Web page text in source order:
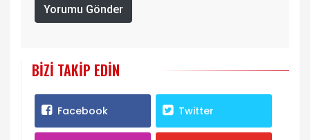
Yorumu Gönder
BIZI TAKIP EDIN
Facebook Twitter